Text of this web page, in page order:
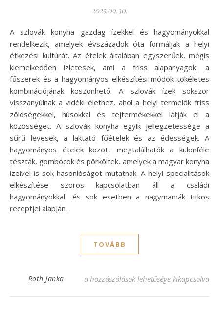
2025.09.30.
A szlovák konyha gazdag ízekkel és hagyományokkal
rendelkezik, amelyek évszázadok óta formálják a helyi
étkezési kultúrát. Az ételek általában egyszerűek, mégis
kiemelkedően ízletesek, ami a friss alapanyagok, a
fűszerek és a hagyományos elkészítési módok tökéletes
kombinációjának köszönhető. A szlovák ízek sokszor
visszanyúlnak a vidéki élethez, ahol a helyi termelők friss
zöldségekkel, húsokkal és tejtermékekkel látják el a
közösséget. A szlovák konyha egyik jellegzetessége a
sűrű levesek, a laktató főételek és az édességek. A
hagyományos ételek között megtalálhatók a különféle
tészták, gombócok és pörköltek, amelyek a magyar konyha
ízeivel is sok hasonlóságot mutatnak. A helyi specialitások
elkészítése szoros kapcsolatban áll a családi
hagyományokkal, és sok esetben a nagymamák titkos
receptjei alapján…
TOVÁBB
Roth Janka Szlovák ízek: Fedezd fel a legfinomabb
a hozzászólások lehetősége kikapcsolva